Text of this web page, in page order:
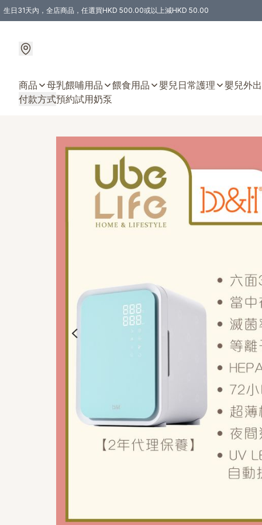
生日31天內，全店商品，任選買HKD 500.00或以上減HKD 50.00
商品 母乳餵哺用品 餵食用品 嬰兒日常護理
嬰兒外
付款方式預約試用奶泵